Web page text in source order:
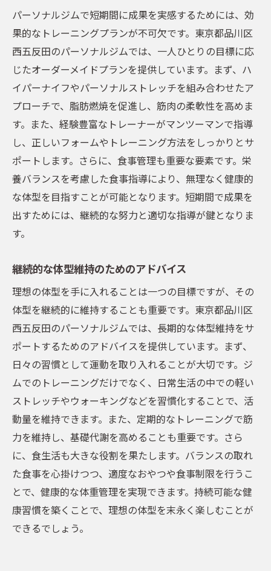
パーソナルジムで短期間に成果を実感するためには、効
果的なトレーニングプランが不可欠です。東京都品川区
西五反田のパーソナルジムでは、一人ひとりの目標に応
じたオーダーメイドプランを提供しています。まず、ハ
イパーナイフやパーソナルストレッチを組み合わせたア
プローチで、脂肪燃焼を促進し、筋肉の柔軟性を高めま
す。また、経験豊富なトレーナーがマンツーマンで指導
し、正しいフォームやトレーニング方法をしっかりとサ
ポートします。さらに、食事管理も重要な要素です。栄
養バランスを考慮した食事指導により、無理なく健康的
な体型を目指すことが可能となります。短期間で成果を
出すためには、継続的な努力と適切な指導が鍵となりま
す。
継続的な体型維持のためのアドバイス
理想の体型を手に入れることは一つの目標ですが、その
体型を継続的に維持することも重要です。東京都品川区
西五反田のパーソナルジムでは、長期的な体型維持をサ
ポートするためのアドバイスを提供しています。まず、
日々の習慣として運動を取り入れることが大切です。ジ
ムでのトレーニングだけでなく、日常生活の中での軽い
ストレッチやウォーキングなどを習慣化することで、活
動量を維持できます。また、定期的なトレーニングで筋
力を維持し、基礎代謝を高めることも重要です。さら
に、食生活も大きな役割を果たします。バランスの取れ
た食事を心掛けつつ、適度なおやつや食事制限を行うこ
とで、健康的な体重管理を実現できます。持続可能な健
康習慣を築くことで、理想の体型を末永く楽しむことが
できるでしょう。